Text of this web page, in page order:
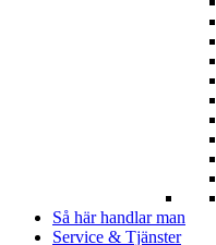
Så här handlar man
Service & Tjänster